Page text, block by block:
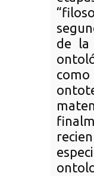
de la